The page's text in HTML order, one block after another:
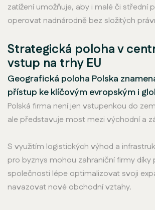
zatížení umožňuje, aby i malé či střední
operovat nadnárodně bez složitých
Strategická poloha v
vstup na trhy EU
Geografická poloha Polska
přístup ke klíčovým evropským i
Polská firma není jen vstupenkou do
ale představuje most mezi východní a
S využitím logistických výhod a
pro byznys mohou zahraniční firmy díky
společnosti lépe optimalizovat svoji
navazovat nové obchodní vztahy.